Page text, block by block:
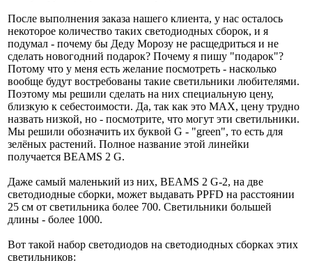
После выполнения заказа нашего клиента, у нас осталось
некоторое количество таких светодиодных сборок, и я
подумал - почему бы Деду Морозу не расщедриться и не
сделать новогодний подарок? Почему я пишу "подарок"?
Потому что у меня есть желание посмотреть - насколько
вообще будут востребованы такие светильники любителями.
Поэтому мы решили сделать на них специальную цену,
близкую к себестоимости. Да, так как это MAX, цену трудно
назвать низкой, но - посмотрите, что могут эти светильники.
Мы решили обозначить их буквой G - "green", то есть для
зелёных растений. Полное название этой линейки
получается BEAMS 2 G.
Даже самый маленький из них, BEAMS 2 G-2, на две
светодиодные сборки, может выдавать PPFD на расстоянии
25 см от светильника более 700. Светильники большей
длины - более 1000.
Вот такой набор светодиодов на светодиодных сборках этих
светильников: